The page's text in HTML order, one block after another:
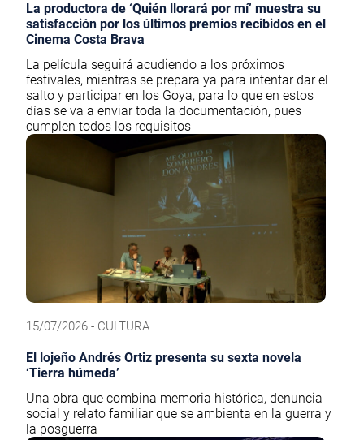
La productora de ‘Quién llorará por mí’ muestra su
satisfacción por los últimos premios recibidos en el
Cinema Costa Brava
La película seguirá acudiendo a los próximos
festivales, mientras se prepara ya para intentar dar el
salto y participar en los Goya, para lo que en estos
días se va a enviar toda la documentación, pues
cumplen todos los requisitos
15/07/2026 - CULTURA
El lojeño Andrés Ortiz presenta su sexta novela
‘Tierra húmeda’
Una obra que combina memoria histórica, denuncia
social y relato familiar que se ambienta en la guerra y
la posguerra